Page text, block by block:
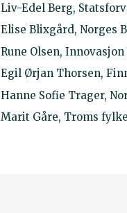
Liv-Edel Berg,
Elise Blixgård, Norges
Rune Olsen, Innovasjon
Egil Ørjan Thorsen,
Hanne Sofie Trager,
Marit Gåre, Troms